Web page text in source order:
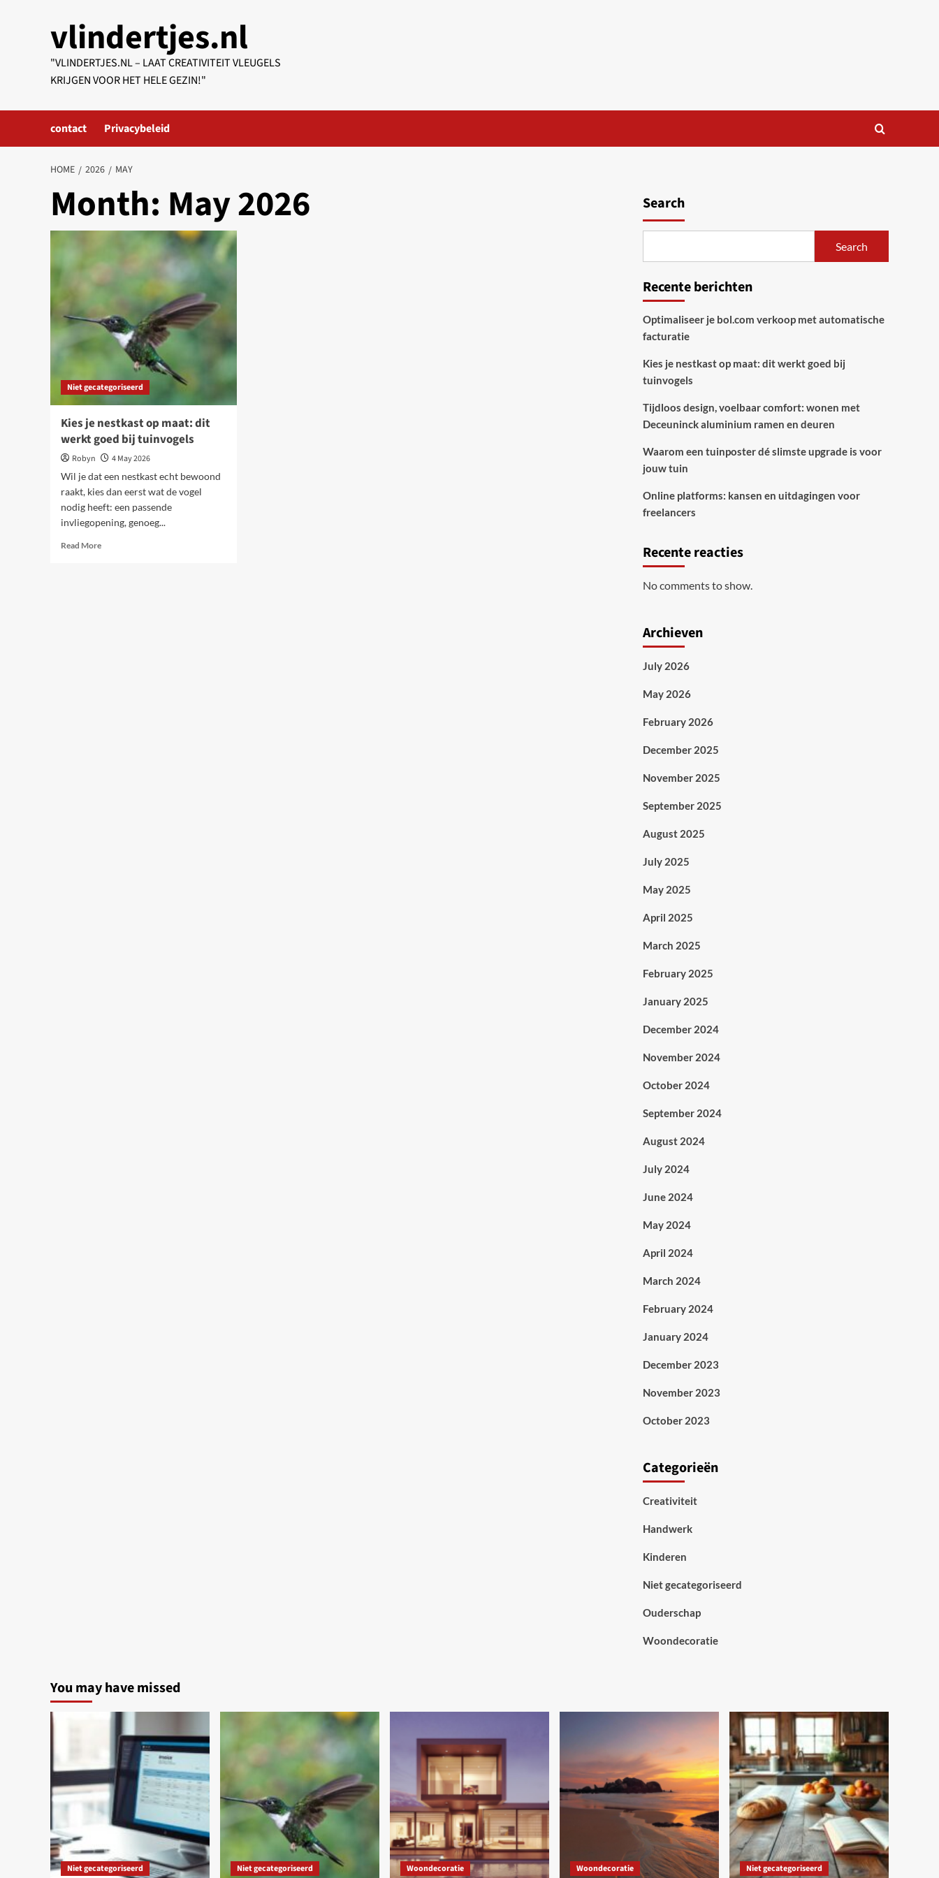
vlindertjes.nl
"VLINDERTJES.NL – LAAT CREATIVITEIT VLEUGELS
KRIJGEN VOOR HET HELE GEZIN!"
contact Privacybeleid
HOME 2026 MAY
Month: May 2026
Niet gecategoriseerd
Kies je nestkast op maat: dit
werkt goed bij tuinvogels
Robyn
4 May 2026
Wil je dat een nestkast echt bewoond
raakt, kies dan eerst wat de vogel
nodig heeft: een passende
invliegopening, genoeg...
Read MoreRead
Search
Search
Recente berichten
Optimaliseer je bol.com verkoop met automatische
facturatie
Kies je nestkast op maat: dit werkt goed bij
tuinvogels
Tijdloos design, voelbaar comfort: wonen met
Deceuninck aluminium ramen en deuren
Waarom een tuinposter dé slimste upgrade is voor
jouw tuin
Online platforms: kansen en uitdagingen voor
freelancers
Recente reacties
No comments to show.
Archieven
July 2026
May 2026
February 2026
December 2025
November 2025
September 2025
August 2025
July 2025
May 2025
April 2025
March 2025
February 2025
January 2025
December 2024
November 2024
October 2024
September 2024
August 2024
July 2024
June 2024
May 2024
April 2024
March 2024
February 2024
January 2024
December 2023
November 2023
October 2023
Categorieën
Creativiteit
Handwerk
Kinderen
Niet gecategoriseerd
Ouderschap
Woondecoratie
You may have missed
Niet gecategoriseerd Niet gecategoriseerd Woondecoratie Woondecoratie Niet gecategoriseerd